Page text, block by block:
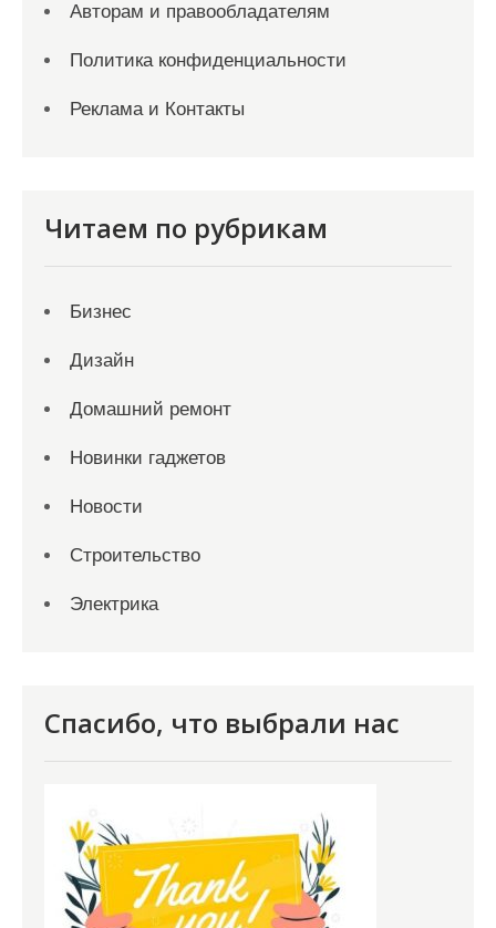
Авторам и правообладателям
Политика конфиденциальности
Реклама и Контакты
Читаем по рубрикам
Бизнес
Дизайн
Домашний ремонт
Новинки гаджетов
Новости
Строительство
Электрика
Спасибо, что выбрали нас